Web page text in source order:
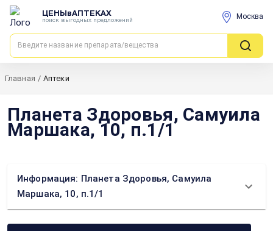
ЦЕНЫвАПТЕКАХ
поиск выгодных предложений Москва
Главная / Аптеки
Планета Здоровья, Самуила
Маршака, 10, п.1/1
Информация: Планета Здоровья, Самуила
Маршака, 10, п.1/1